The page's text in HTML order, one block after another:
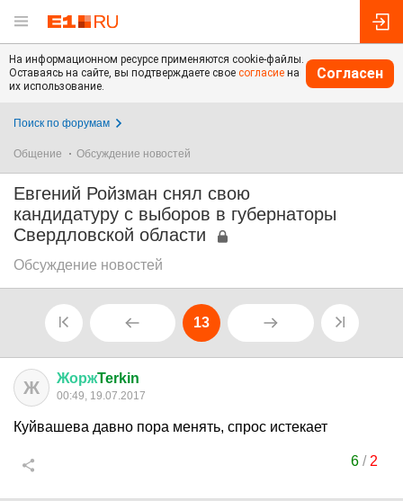
На информационном ресурсе применяются cookie-файлы.
Оставаясь на сайте, вы подтверждаете свое согласие на
их использование.
Согласен
Поиск по форумам
Общение Обсуждение новостей
Евгений Ройзман снял свою
кандидатуру с выборов в губернаторы
Свердловской области
Обсуждение новостей
13
Ж ЖоржTerkin
00:49, 19.07.2017
Куйвашева давно пора менять, спрос истекает
6/ 2